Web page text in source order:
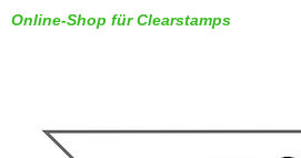
Online-Shop für Clearstamps